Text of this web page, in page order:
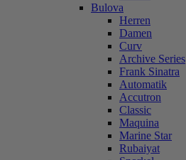
Bulova
Herren
Damen
Curv
Archive Series
Frank Sinatra
Automatik
Accutron
Classic
Maquina
Marine Star
Rubaiyat